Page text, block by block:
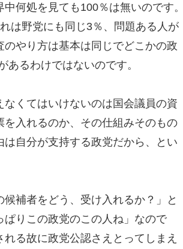
何処を見ても100％は無いのです。
は野党にも同じ3％、問題ある人が
やり方は基本は同じでどこかの政
るわけではないのです。
くてはいけないのは国会議員の資
入れるのか、その仕組みそのもの
自分が支持する政党だから、とい
補者をどう、受け入れるか？」と
りこの政党のこの人ね」なので
る故に政党公認さえとってしまえ